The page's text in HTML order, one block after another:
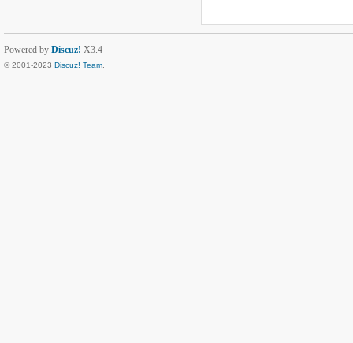
Powered by Discuz! X3.4
© 2001-2023 Discuz! Team